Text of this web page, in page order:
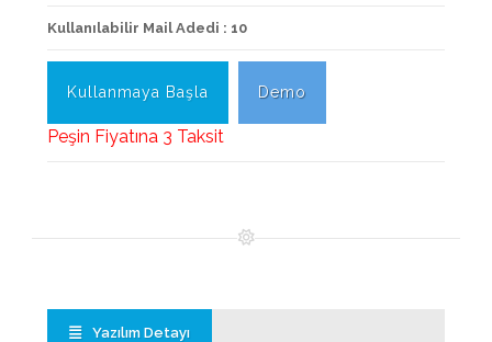
Kullanılabilir Mail Adedi : 10
Kullanmaya Başla Demo
Peşin Fiyatına 3 Taksit
Yazılım Detayı